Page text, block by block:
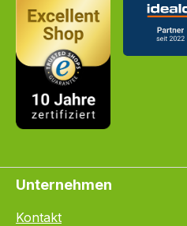
Unternehmen
Kontakt